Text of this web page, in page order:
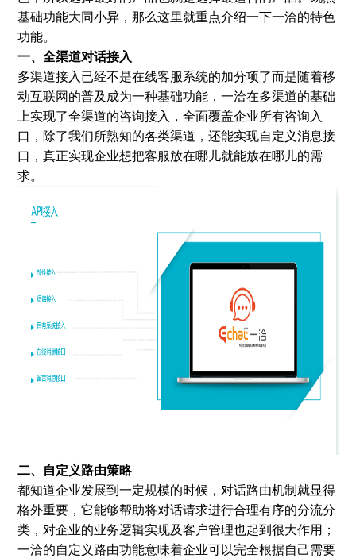
基础功能大同小异，那么这里就重点介绍一下一洽的特色
功能。
一、全渠道对话接入
多渠道接入已经不是在线客服系统的加分项了而是随着移
动互联网的普及成为一种基础功能，一洽在多渠道的基础
上实现了全渠道的咨询接入，全面覆盖企业所有咨询入
口，除了我们所熟知的各类渠道，还能实现自定义消息接
口，真正实现企业想把客服放在哪儿就能放在哪儿的需
求。
二、自定义路由策略
都知道企业发展到一定规模的时候，对话路由机制就显得
格外重要，它能够帮助将对话请求进行合理有序的分流分
类，对企业的业务逻辑实现及客户管理也起到很大作用；
一洽的自定义路由功能意味着企业可以完全根据自己需要